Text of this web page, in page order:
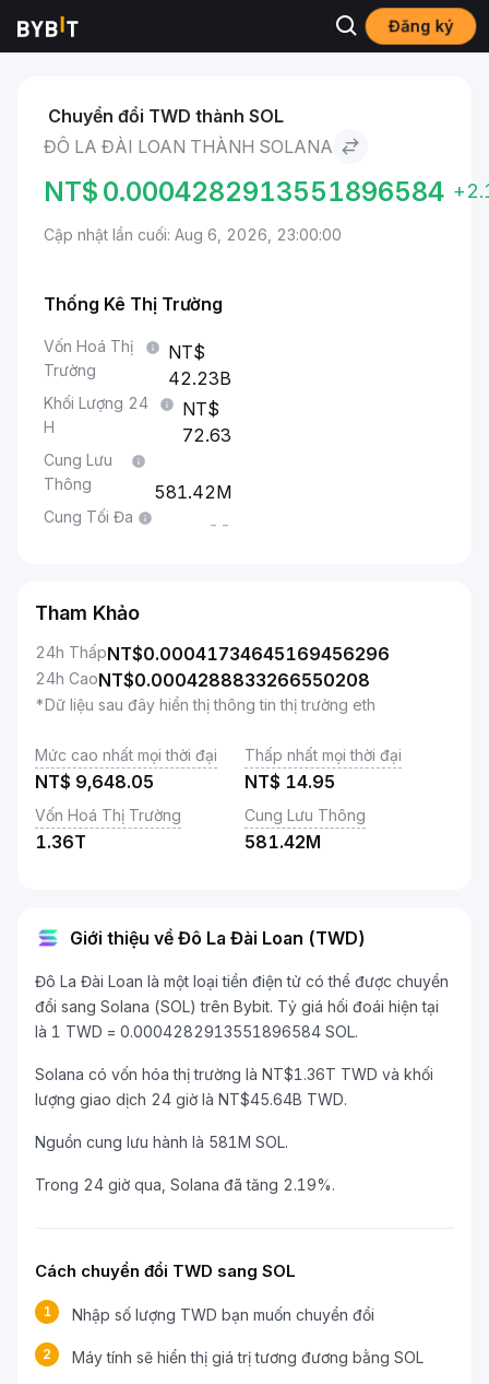
Đăng ký
Thị trường Đô La Đài Loan to Solana
Chuyển đổi TWD thành SOL
ĐÔ LA ĐÀI LOAN THÀNH SOLANA
NT$ 0.0004282913551896584
Cập nhật lần cuối: Aug 6, 2026, 23:00:00
Thống Kê Thị Trường
Vốn Hoá Thị
Trường
42.23B
Khối Lượng 24
H
72.63
Cung Lưu
Thông
581.42M
Cung Tối Đa --
Tham Khảo
24h ThấpNT$0.00041734645169456296
24h CaoNT$0.0004288833266550208
*Dữ liệu sau đây hiển thị thông tin thị trường eth
Mức cao nhất mọi thời đại
NT$ 9,648.05
Thấp nhất mọi thời đại
NT$ 14.95
Vốn Hoá Thị Trường
1.36T
Cung Lưu Thông
581.42M
Giới thiệu về Đô La Đài Loan (TWD)
Đô La Đài Loan là một loại tiền điện tử có thể được chuyển
đổi sang Solana (SOL) trên Bybit. Tỷ giá hối đoái hiện tại
là 1 TWD = 0.0004282913551896584 SOL.
Solana có vốn hóa thị trường là NT$1.36T TWD và khối
lượng giao dịch 24 giờ là NT$45.64B TWD.
Nguồn cung lưu hành là 581M SOL.
Trong 24 giờ qua, Solana đã tăng 2.19%.
Cách chuyển đổi TWD sang SOL
1 Nhập số lượng TWD bạn muốn chuyển đổi
2 Máy tính sẽ hiển thị giá trị tương đương bằng SOL